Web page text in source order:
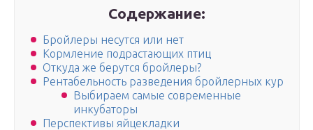
Содержание:
Бройлеры несутся или нет
Кормление подрастающих птиц
Откуда же берутся бройлеры?
Рентабельность разведения бройлерных кур
Выбираем самые современные
инкубаторы
Перспективы яйцекладки